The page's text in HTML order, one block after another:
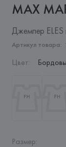
MAX
Джемпер ELES
Артикул товара:
Цвет:
Размер: